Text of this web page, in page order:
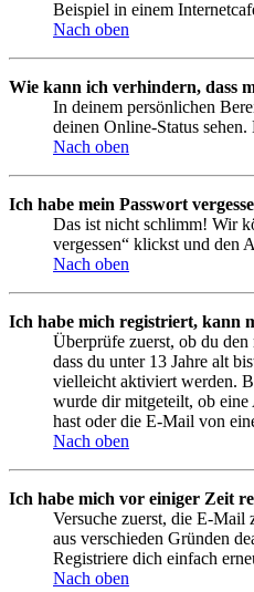
Beispiel in einem
Nach oben
Wie kann ich verhindern, dass
In deinem persönlichen
deinen Online-Status
Nach oben
Ich habe mein Passwort
Das ist nicht schlimm! Wir
vergessen“ klickst und den
Nach oben
Ich habe mich registriert, kann
Überprüfe zuerst, ob du
dass du unter 13 Jahre alt
vielleicht aktiviert werden.
wurde dir mitgeteilt, ob
hast oder die E-Mail von
Nach oben
Ich habe mich vor einiger Zeit
Versuche zuerst, die E-Mail
aus verschieden Gründen
Registriere dich einfach
Nach oben